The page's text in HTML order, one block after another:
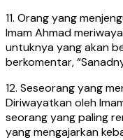
11. Orang yang
Imam Ahmad
untuknya yang akan
berkomentar,
12. Seseorang yang
Diriwayatkan oleh
seorang yang paling
yang mengajarkan